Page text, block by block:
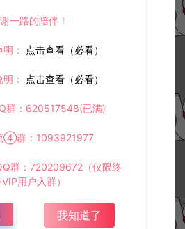
星钻，请先 登录
打赏
一路的陪伴！
： 点击查看（必看）
： 点击查看（必看）
群：620517548(已满)
④群：1093921977
群：720209672（仅限终
用户入群）
我知道了